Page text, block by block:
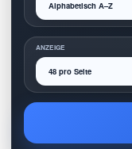
ANZEIGE